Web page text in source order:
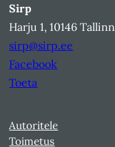
Sirp
Harju 1, 10146 Tallinn
sirp@sirp.ee
Facebook
Toeta
Autoritele
Toimetus